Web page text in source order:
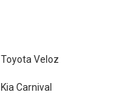
Toyota Veloz
Kia Carnival